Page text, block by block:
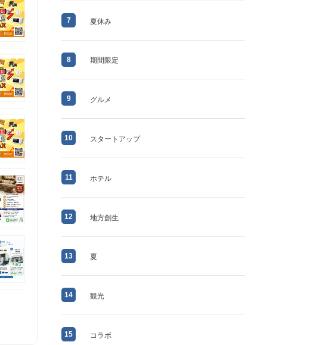
7 夏休み
8 期間限定
9 グルメ
10 スタートアップ
11 ホテル
12 地方創生
13 夏
14 観光
15 コラボ